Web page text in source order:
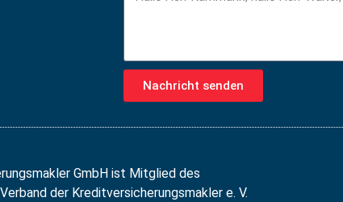
Nachricht senden
GmbH ist Mitglied des
der Kreditversicherungsmakler e. V.